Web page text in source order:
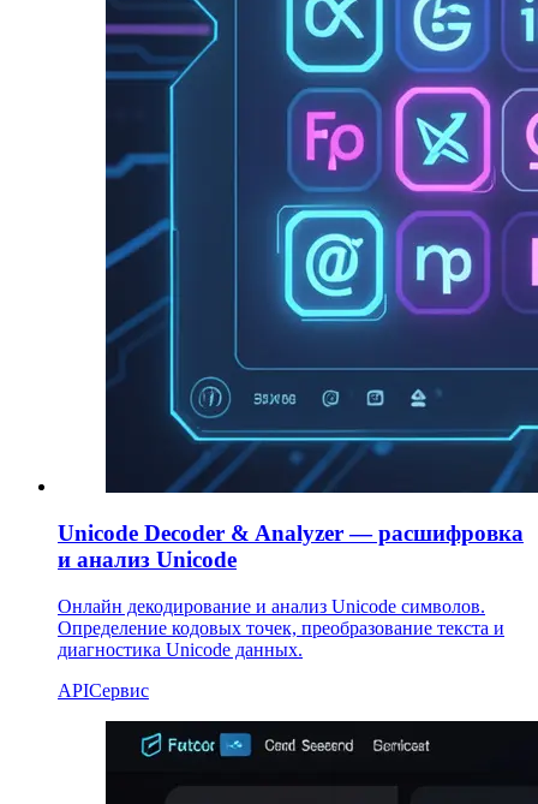
Unicode Decoder & Analyzer — расшифровка
и анализ Unicode
Онлайн декодирование и анализ Unicode символов.
Определение кодовых точек, преобразование текста и
диагностика Unicode данных.
APIСервис